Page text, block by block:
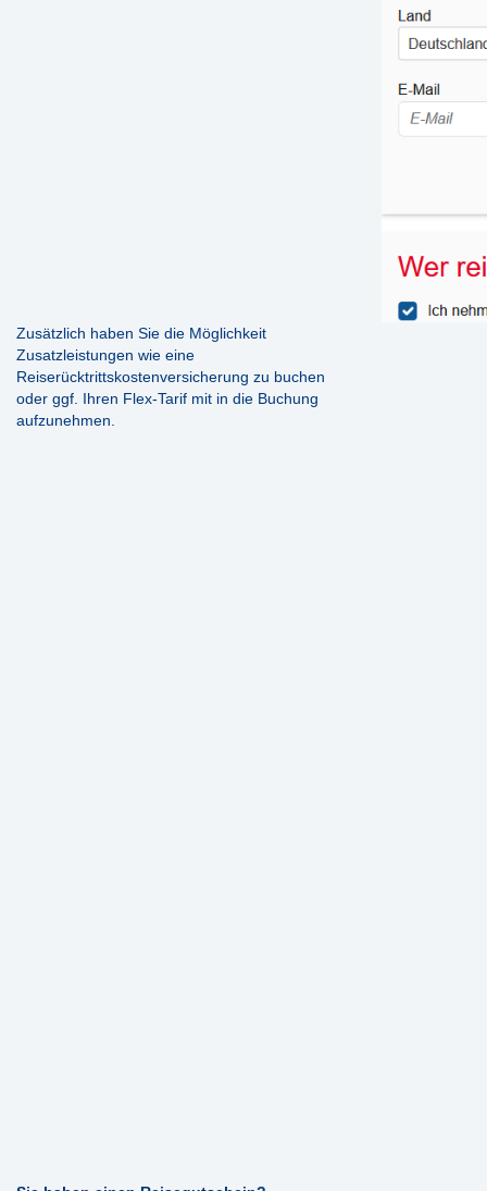
Zusätzlich haben Sie die Möglichkeit
Zusatzleistungen wie eine
Reiserücktrittskostenversicherung zu buchen
oder ggf. Ihren Flex-Tarif mit in die Buchung
aufzunehmen.